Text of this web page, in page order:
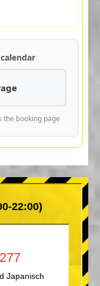
the booking page
22:00)
Japanisch